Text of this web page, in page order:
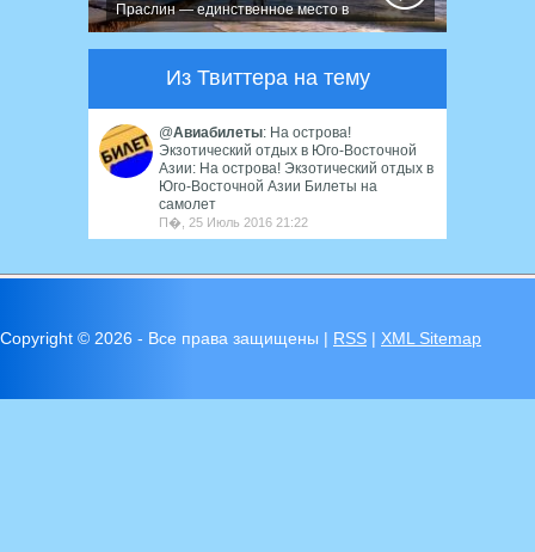
Праслин — единственное место в
мире, где растёт морской кокос «коко-
де-мер»...
Из Твиттера на тему
@Авиабилеты: На острова!
Экзотический отдых в Юго-Восточной
Азии: На острова! Экзотический отдых в
Юго-Восточной Азии Билеты на
самолет
П�, 25 Июль 2016 21:22
Copyright © 2026 - Все права защищены | RSS | XML Sitemap